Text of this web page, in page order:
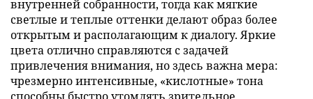
внутренней собранности, тогда как мягкие
светлые и теплые оттенки делают образ более
открытым и располагающим к диалогу. Яркие
цвета отлично справляются с задачей
привлечения внимания, но здесь важна мера:
чрезмерно интенсивные, «кислотные» тона